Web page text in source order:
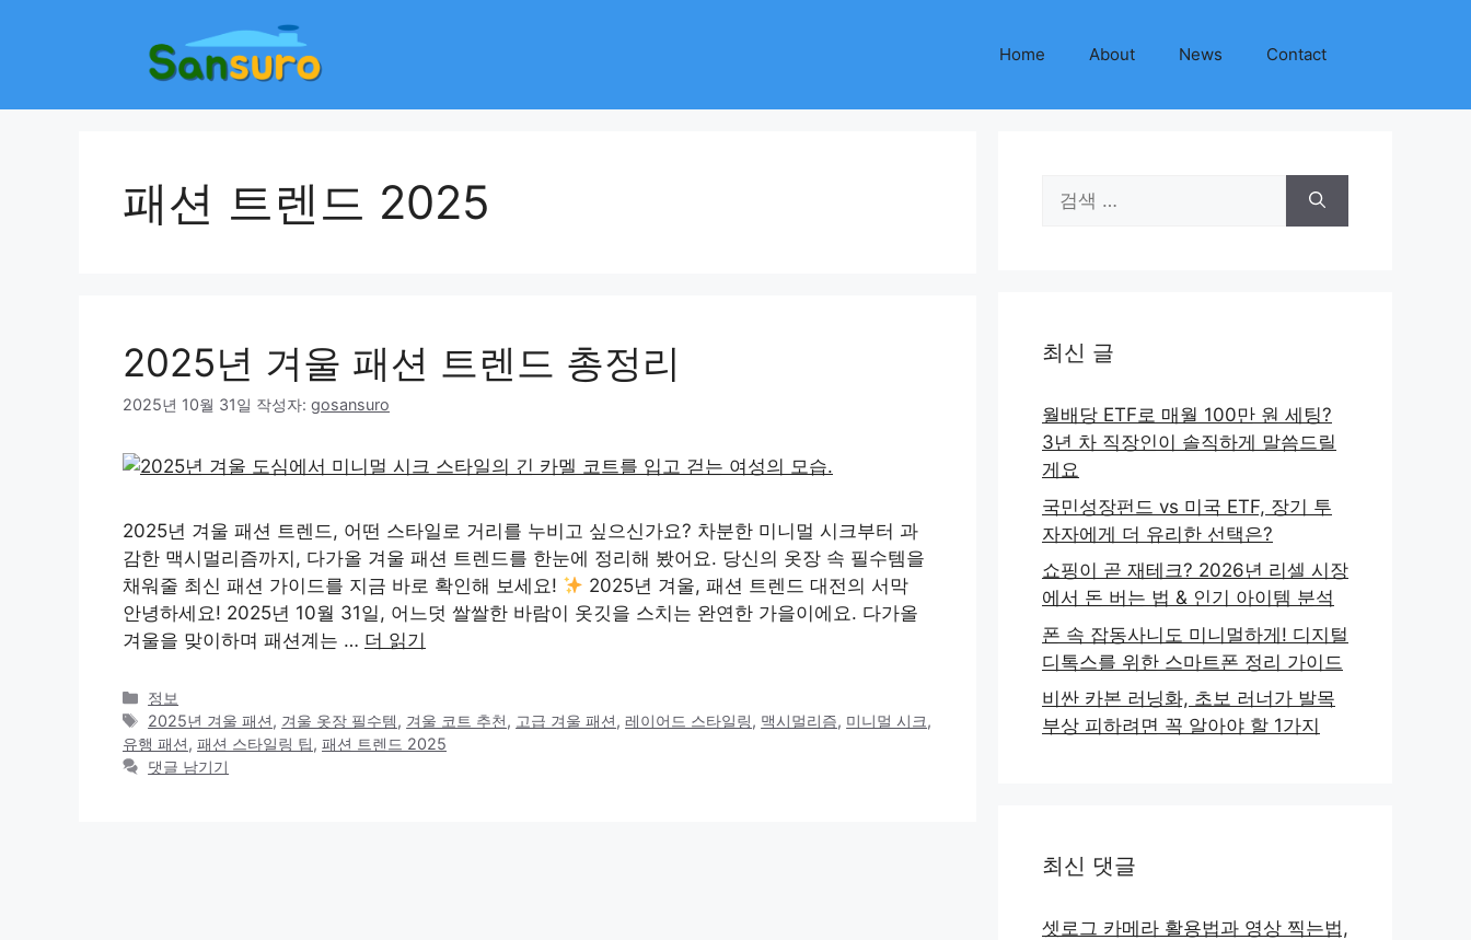
Home About News Contact
패션 트렌드 2025
2025년 겨울 패션 트렌드 총정리
2025년 10월 31일 작성자: gosansuro
2025년 겨울 패션 트렌드, 어떤 스타일로 거리를 누비고 싶으신가요? 차분한 미니멀 시크부터 과
감한 맥시멀리즘까지, 다가올 겨울 패션 트렌드를 한눈에 정리해 봤어요. 당신의 옷장 속 필수템을
채워줄 최신 패션 가이드를 지금 바로 확인해 보세요!
2025년 겨울, 패션 트렌드 대전의 서막
안녕하세요! 2025년 10월 31일, 어느덧 쌀쌀한 바람이 옷깃을 스치는 완연한 가을이에요. 다가올
겨울을 맞이하며 패션계는 … 더 읽기
카
테
고
리
정보
태
그
2025년 겨울 패션, 겨울 옷장 필수템, 겨울 코트 추천, 고급 겨울 패션,레이어드 스타일링, 맥시멀리즘, 미니멀 시크,
유행 패션, 패션 스타일링 팁, 패션 트렌드 2025
댓글 남기기
색:
최신 글
월배당 ETF로 매월 100만 원 세팅?
3년 차 직장인이 솔직하게 말씀드릴
게요
국민성장펀드 vs 미국 ETF, 장기 투
자자에게 더 유리한 선택은?
쇼핑이 곧 재테크? 2026년 리셀 시장
에서 돈 버는 법 & 인기 아이템 분석
폰 속 잡동사니도 미니멀하게! 디지털
디톡스를 위한 스마트폰 정리 가이드
비싼 카본 러닝화, 초보 러너가 발목
부상 피하려면 꼭 알아야 할 1가지
최신 댓글
셋로그 카메라 활용법과 영상 찍는법,